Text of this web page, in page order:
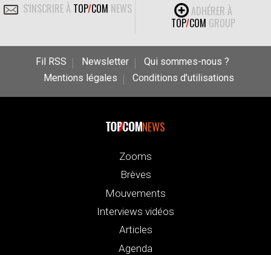
S'INSCRIRE À TOP/COM NEWS
ADHÉRER À
TOP/COM GROUP
Fil RSS Newsletter
Qui sommes-nous ?
Mentions légales
Conditions d’utilisations
NEWS
Zooms
Brèves
Mouvements
Interviews vidéos
Articles
Agenda